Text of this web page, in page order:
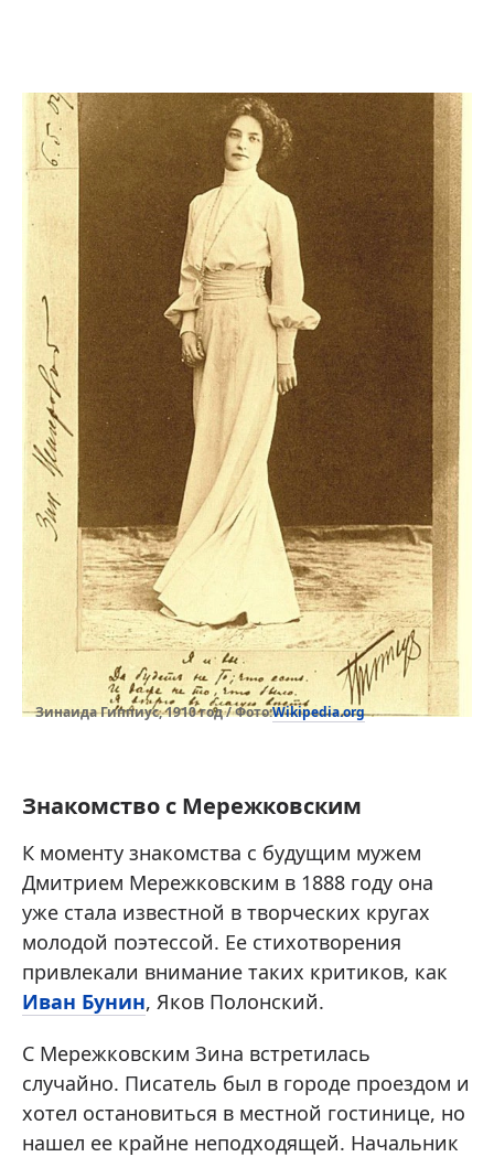
Зинаида Гиппиус, 1910 год / Фото:Wikipedia.org
Знакомство с Мережковским
К моменту знакомства с будущим мужем
Дмитрием Мережковским в 1888 году она
уже стала известной в творческих кругах
молодой поэтессой. Ее стихотворения
привлекали внимание таких критиков, как
Иван Бунин, Яков Полонский.
С Мережковским Зина встретилась
случайно. Писатель был в городе проездом и
хотел остановиться в местной гостинице, но
нашел ее крайне неподходящей. Начальник